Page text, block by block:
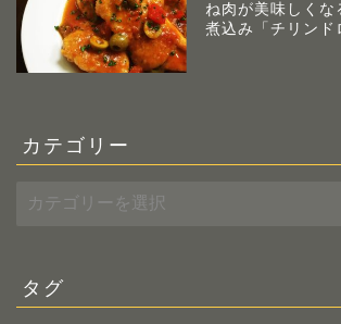
ね肉が美味しくな
煮込み「チリンド
カテゴリー
タグ